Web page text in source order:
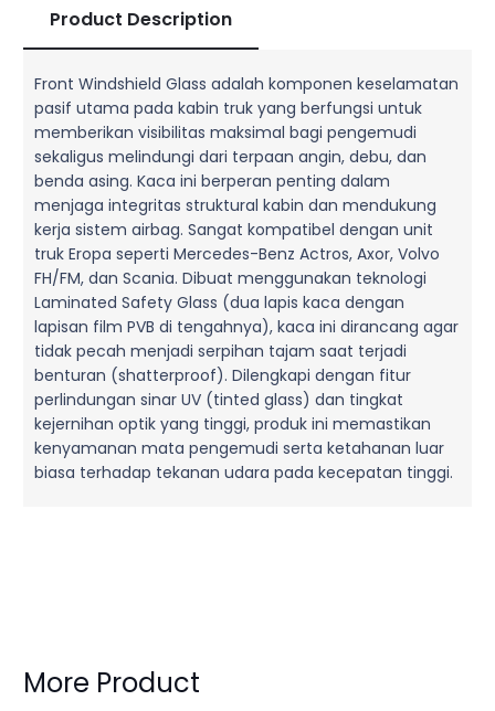
Product Description
Front Windshield Glass adalah komponen keselamatan
pasif utama pada kabin truk yang berfungsi untuk
memberikan visibilitas maksimal bagi pengemudi
sekaligus melindungi dari terpaan angin, debu, dan
benda asing. Kaca ini berperan penting dalam
menjaga integritas struktural kabin dan mendukung
kerja sistem airbag. Sangat kompatibel dengan unit
truk Eropa seperti Mercedes-Benz Actros, Axor, Volvo
FH/FM, dan Scania. Dibuat menggunakan teknologi
Laminated Safety Glass (dua lapis kaca dengan
lapisan film PVB di tengahnya), kaca ini dirancang agar
tidak pecah menjadi serpihan tajam saat terjadi
benturan (shatterproof). Dilengkapi dengan fitur
perlindungan sinar UV (tinted glass) dan tingkat
kejernihan optik yang tinggi, produk ini memastikan
kenyamanan mata pengemudi serta ketahanan luar
biasa terhadap tekanan udara pada kecepatan tinggi.
More Product